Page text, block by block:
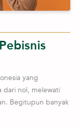
yang
dari nol, melewati
Begitupun banyak